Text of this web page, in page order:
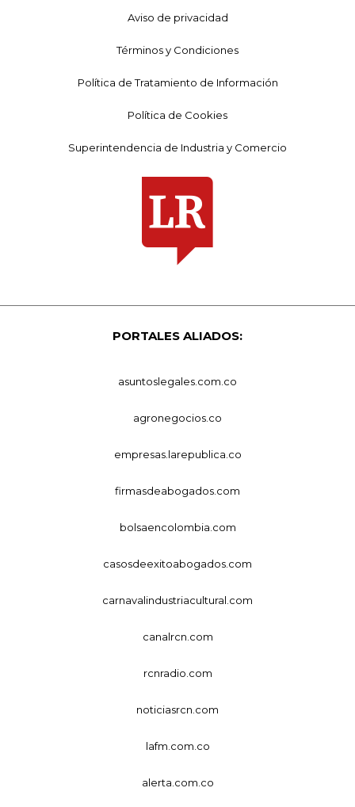
Aviso de privacidad
Términos y Condiciones
Política de Tratamiento de Información
Política de Cookies
Superintendencia de Industria y Comercio
PORTALES ALIADOS:
asuntoslegales.com.co
agronegocios.co
empresas.larepublica.co
firmasdeabogados.com
bolsaencolombia.com
casosdeexitoabogados.com
carnavalindustriacultural.com
canalrcn.com
rcnradio.com
noticiasrcn.com
lafm.com.co
alerta.com.co